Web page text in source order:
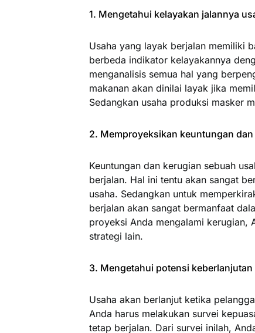
1. Mengetahui kelayakan jalannya
Usaha yang layak berjalan memiliki
berbeda indikator kelayakannya
menganalisis semua hal yang
makanan akan dinilai layak jika
Sedangkan usaha produksi masker
2. Memproyeksikan keuntungan
Keuntungan dan kerugian sebuah
berjalan. Hal ini tentu akan sangat
usaha. Sedangkan untuk
berjalan akan sangat bermanfaat
proyeksi Anda mengalami kerugian,
strategi lain.
3. Mengetahui potensi keberlanjutan
Usaha akan berlanjut ketika
Anda harus melakukan survei
tetap berjalan. Dari survei inilah,